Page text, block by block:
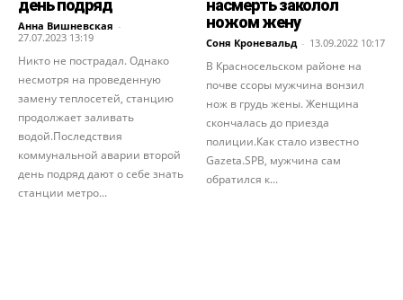
день подряд
Анна Вишневская -
27.07.2023 13:19
Никто не пострадал. Однако
несмотря на проведенную
замену теплосетей, станцию
продолжает заливать
водой.Последствия
коммунальной аварии второй
день подряд дают о себе знать
станции метро...
насмерть заколол
ножом жену
Соня Кроневальд - 13.09.2022 10:17
В Красносельском районе на
почве ссоры мужчина вонзил
нож в грудь жены. Женщина
скончалась до приезда
полиции.Как стало известно
Gazeta.SPB, мужчина сам
обратился к...